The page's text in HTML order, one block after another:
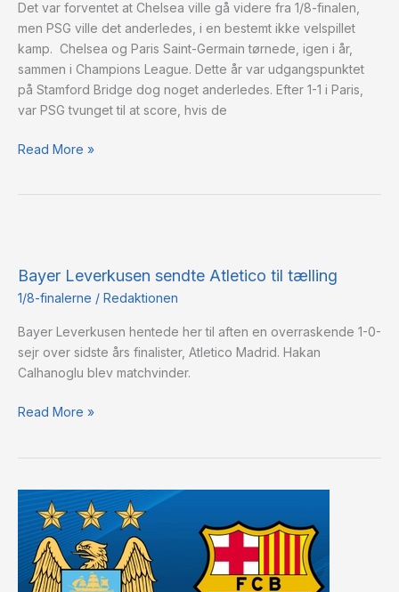
Det var forventet at Chelsea ville gå videre fra 1/8-finalen,
men PSG ville det anderledes, i en bestemt ikke velspillet
kamp. Chelsea og Paris Saint-Germain tørnede, igen i år,
sammen i Champions League. Dette år var udgangspunktet
på Stamford Bridge dog noget anderledes. Efter 1-1 i Paris,
var PSG tvunget til at score, hvis de
PSG
Read More »
Bayer Leverkusen sendte Atletico til tælling
1/8-finalerne / Redaktionen
Bayer Leverkusen hentede her til aften en overraskende 1-0-
sejr over sidste års finalister, Atletico Madrid. Hakan
Calhanoglu blev matchvinder.
sendte
Atletico
tælling
Read More »
Suarez
og
co.
besejrede